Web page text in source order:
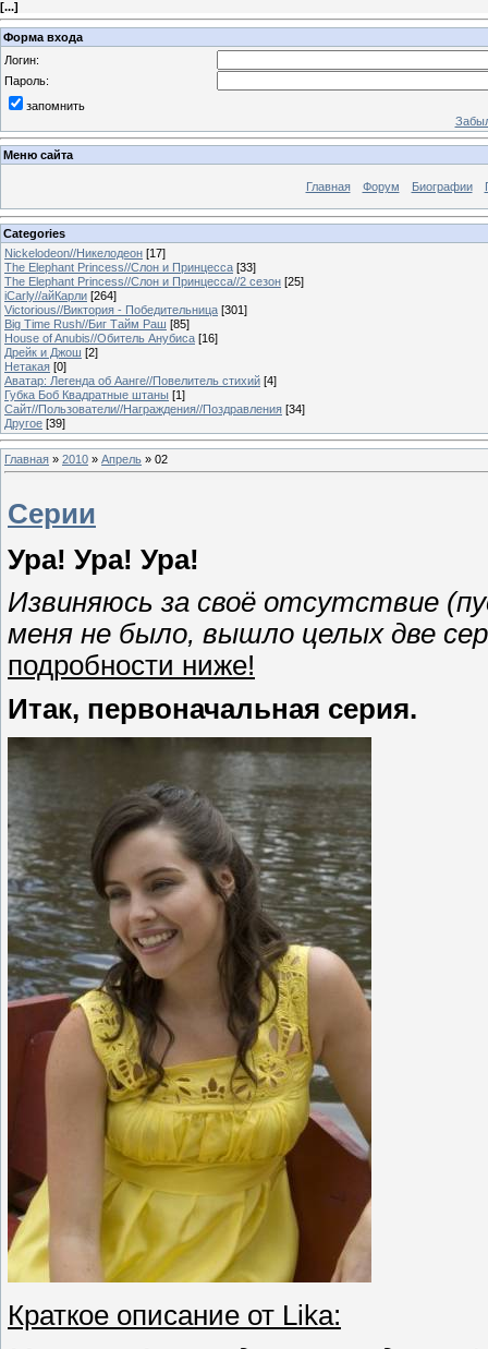
[...]
Форма входа
Логин:
Пароль:
запомнить
Меню сайта
Главная Форум Биографии
Categories
Nickelodeon//Никелодеон [17]
The Elephant Princess//Слон и Принцесса [33]
The Elephant Princess//Слон и Принцесса//2 сезон [25]
iCarly//айКарли [264]
Victorious//Виктория - Победительница [301]
Big Time Rush//Биг Тайм Раш [85]
House of Anubis//Обитель Анубиса [16]
Дрейк и Джош [2]
Нетакая [0]
Аватар: Легенда об Аанге//Повелитель стихий [4]
Губка Боб Квадратные штаны [1]
Сайт//Пользователи//Награждения//Поздравления [34]
Другое [39]
Главная » 2010 » Апрель » 02
Серии
Ура! Ура! Ура!
Извиняюсь за своё отсутствие
меня не было, вышло целых две
подробности ниже!
Итак, первоначальная серия.
Краткое описание от Lika: